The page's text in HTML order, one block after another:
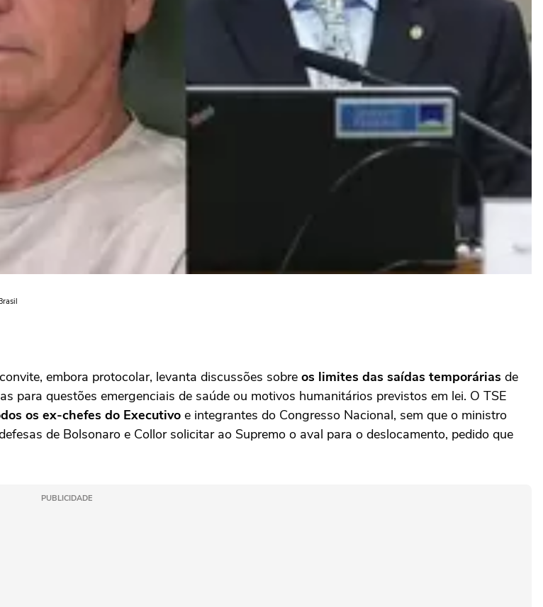
embora protocolar, levanta discussões sobre os limites das saídas temporárias de
para questões emergenciais de saúde ou motivos humanitários previstos em lei. O TSE
os ex-chefes do Executivo e integrantes do Congresso Nacional, sem que o ministro
de Bolsonaro e Collor solicitar ao Supremo o aval para o deslocamento, pedido que
PUBLICIDADE